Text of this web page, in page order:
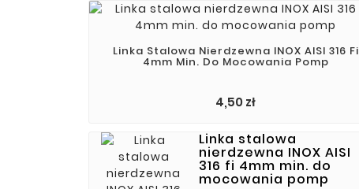
Linka Stalowa Nierdzewna INOX AISI 316 Fi
4mm Min. Do Mocowania Pomp
4,50 złCena
Linka stalowa
nierdzewna INOX AISI
316 fi 4mm min. do
mocowania pomp